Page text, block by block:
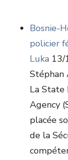
Bosnie-
policier
Luka
Stéphan
La State
Agency
placée
de la